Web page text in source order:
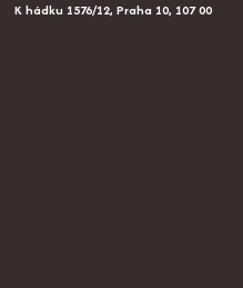
K hádku 1576/12, Praha 10, 107 00